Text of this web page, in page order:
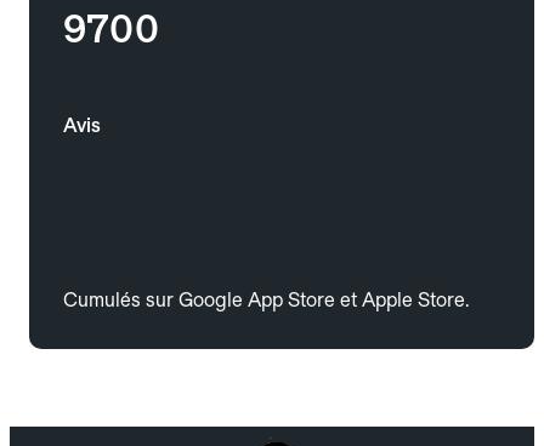
9700
Avis
Cumulés sur Google App Store et Apple Store.